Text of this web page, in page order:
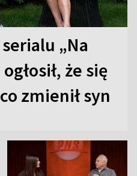
„Na
że się
zmienił syn